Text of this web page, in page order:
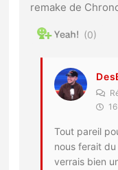
remake de
0
Tout pareil
nous ferait du
verrais bien